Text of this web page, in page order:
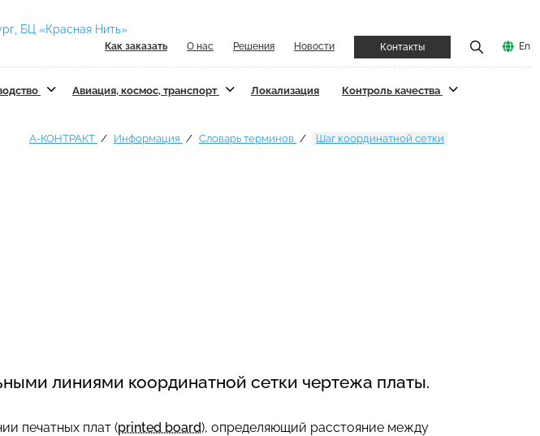
БЦ «Красная Нить»
Как заказать О нас Решения Новости Контакты En
Авиация, космос, транспорт Локализация
Контроль качества
А-КОНТРАКТ Информация Словарь терминов Шаг координатной сетки
линиями координатной сетки чертежа платы.
печатных плат (printed board), определяющий расстояние между